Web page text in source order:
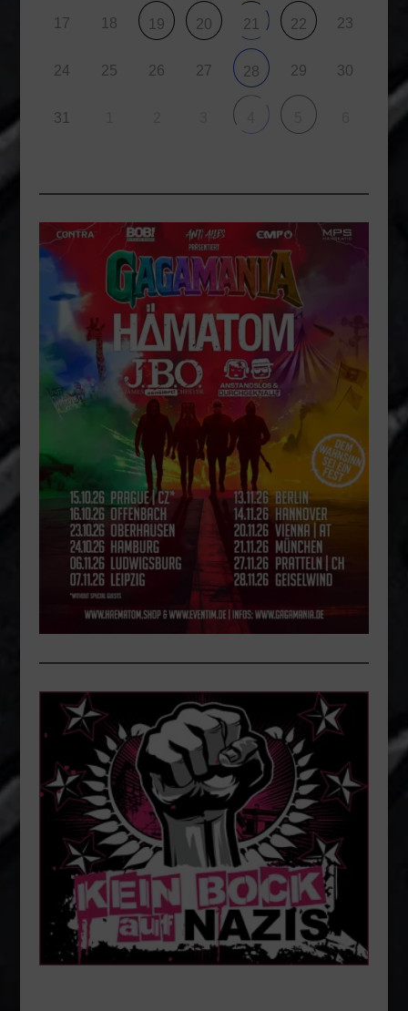
17 18 19 20 21 22 23
24 25 26 27 28 29 30
31